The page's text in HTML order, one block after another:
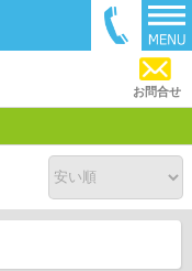
お問合せ